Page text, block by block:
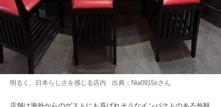
明るく、日本らしさを感じる店内 出典： Nia0915sさん